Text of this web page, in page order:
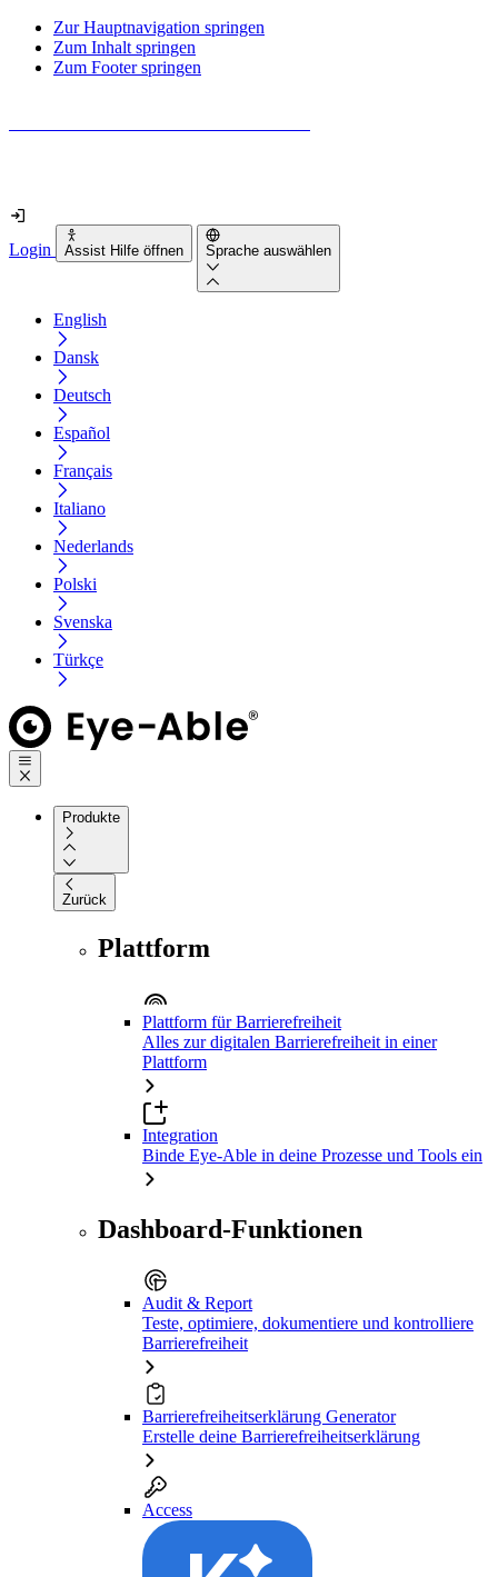
Zur Hauptnavigation springen
Zum Inhalt springen
Zum Footer springen
Login Assist Hilfe öffnen Sprache auswählen
English
Dansk
Deutsch
Español
Français
Italiano
Nederlands
Polski
Svenska
Türkçe
Produkte
Zurück
Plattform
Plattform für Barrierefreiheit
Alles zur digitalen Barrierefreiheit in einer
Plattform
Integration
Binde Eye-Able in deine Prozesse und Tools ein
Dashboard-Funktionen
Audit & Report
Teste, optimiere, dokumentiere und kontrolliere
Barrierefreiheit
Barrierefreiheitserklärung Generator
Erstelle deine Barrierefreiheitserklärung
Access